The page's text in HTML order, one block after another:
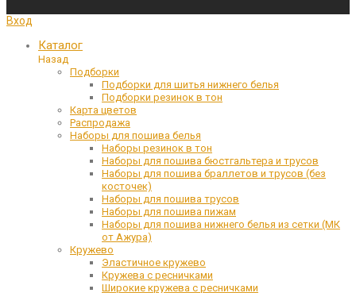
Вход
Каталог
Назад
Подборки
Подборки для шитья нижнего белья
Подборки резинок в тон
Карта цветов
Распродажа
Наборы для пошива белья
Наборы резинок в тон
Наборы для пошива бюстгальтера и трусов
Наборы для пошива браллетов и трусов (без
косточек)
Наборы для пошива трусов
Наборы для пошива пижам
Наборы для пошива нижнего белья из сетки (МК
от Ажура)
Кружево
Эластичное кружево
Кружева с ресничками
Широкие кружева с ресничками